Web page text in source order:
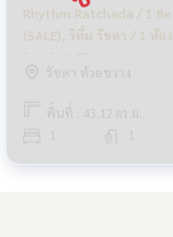
Rhythm Ratchada / 1
(SALE), ริทึ่ม รัชดา / 1 ห้อ
(ขาย) LIL001
รัชดา ห้วยขวาง
พื้นที่ : 43.12 ตร.ม.
1 1